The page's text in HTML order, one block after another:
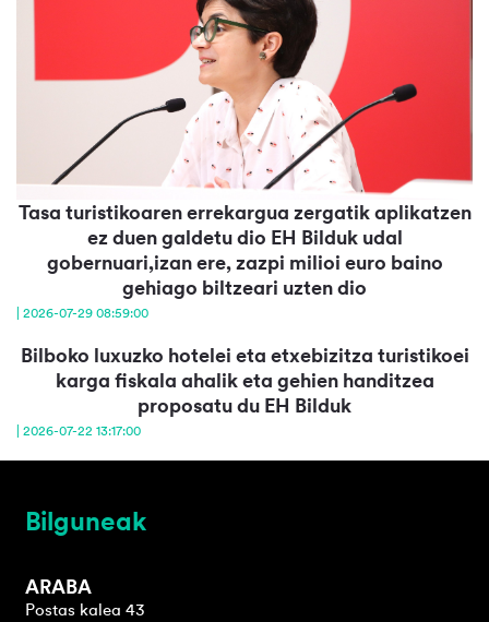
Tasa turistikoaren errekargua zergatik aplikatzen
ez duen galdetu dio EH Bilduk udal
gobernuari,izan ere, zazpi milioi euro baino
gehiago biltzeari uzten dio
| 2026-07-29 08:59:00
Bilboko luxuzko hotelei eta etxebizitza turistikoei
karga fiskala ahalik eta gehien handitzea
proposatu du EH Bilduk
| 2026-07-22 13:17:00
Bilguneak
ARABA
Postas kalea 43